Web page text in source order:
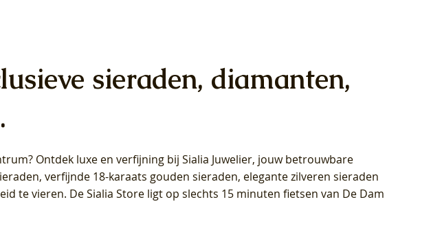
Lab Diamonds Ring LG1028Y -
(14k) met Lab grown
Blush Lab Diamonds Collier LG3014Y
- Geelgoud (14k) met Lab grown
Diamant
Lab Diamonds Oorknoppen
- Geelgoud (14k) met Lab
Diamant
Blush Lab Diamonds Ring LG1029Y -
Geelgoud (14k) met Lab grown
Diamant
Lab Diamonds Oorknoppen
- Geelgoud (14k) met Lab
Diamant
Blush Lab Diamonds Oorknoppen
LG7033Y – Geelgoud (14k) met Lab
grown Diamant
sieraden, diamanten,
? Ontdek luxe en verfijning bij Sialia Juwelier, jouw betrouwbare
verfijnde 18-karaats gouden sieraden, elegante zilveren sieraden
te vieren. De Sialia Store ligt op slechts 15 minuten fietsen van De Dam